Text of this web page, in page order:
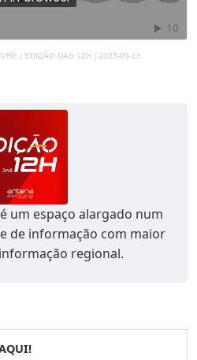
um espaço alargado num
de informação com maior
regional.
| EDIÇÃO DAS 12H | 2025-06-13